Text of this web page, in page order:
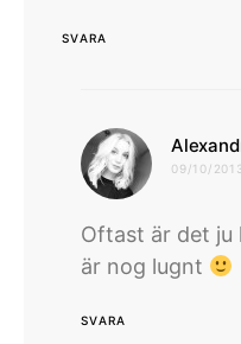
SVARA
09/10/
Oftast är det ju
är nog lugnt
SVARA